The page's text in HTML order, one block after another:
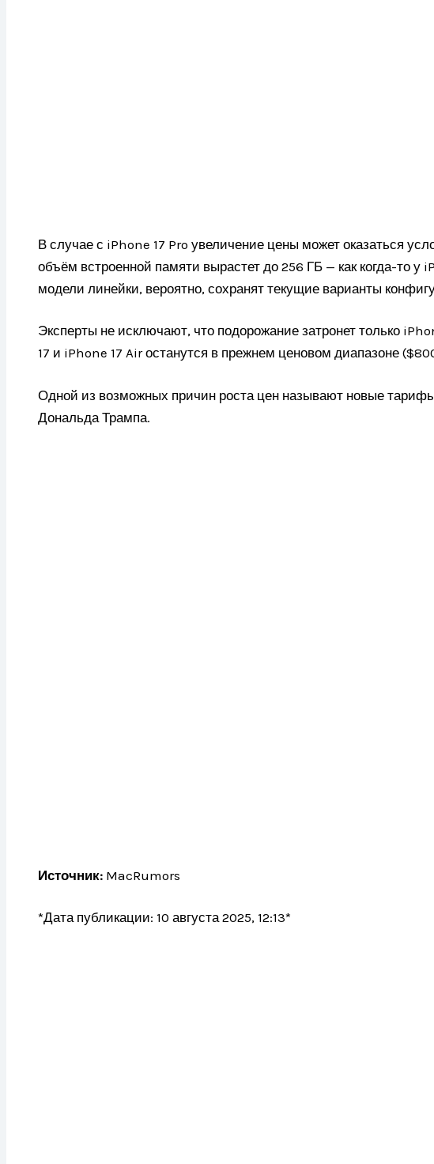
В случае с iPhone 17 Pro увеличение цены может оказаться
объём встроенной памяти вырастет до 256 ГБ — как когда-то
модели линейки, вероятно, сохранят текущие варианты
Эксперты не исключают, что подорожание затронет только
17 и iPhone 17 Air останутся в прежнем ценовом диапазоне
Одной из возможных причин роста цен называют новые
Дональда Трампа.
Источник: MacRumors
*Дата публикации: 10 августа 2025, 12:13*